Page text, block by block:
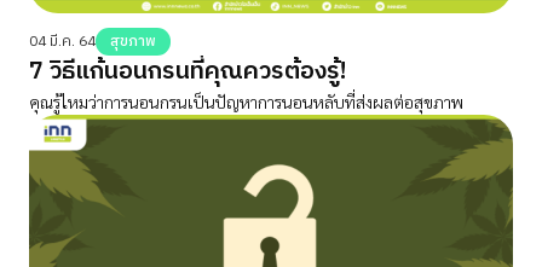
04 มี.ค. 64 สุขภาพ
7 วิธีแก้นอนกรนที่คุณควรต้องรู้!
คุณรู้ไหมว่าการนอนกรนเป็นปัญหาการนอนหลับที่ส่งผลต่อสุขภาพ